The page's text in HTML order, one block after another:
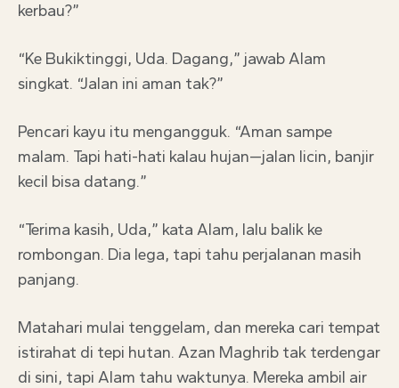
kerbau?”
“Ke Bukiktinggi, Uda. Dagang,” jawab Alam
singkat. “Jalan ini aman tak?”
Pencari kayu itu mengangguk. “Aman sampe
malam. Tapi hati-hati kalau hujan—jalan licin, banjir
kecil bisa datang.”
“Terima kasih, Uda,” kata Alam, lalu balik ke
rombongan. Dia lega, tapi tahu perjalanan masih
panjang.
Matahari mulai tenggelam, dan mereka cari tempat
istirahat di tepi hutan. Azan Maghrib tak terdengar
di sini, tapi Alam tahu waktunya. Mereka ambil air